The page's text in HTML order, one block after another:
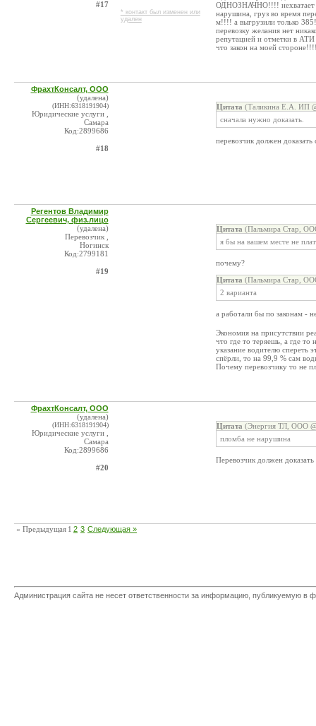
#17
* контакт был изменен или
удален
ОДНОЗНАЧНО!!!! нехватает
нарушина, груз во время
м!!!! а выгрузили только
перевозку желания нет
репутацией и отметки в
что закон на моей
ФрахтКонсалт, ООО
(удалена)
(ИНН:6318191904)
Юридические услуги ,
Самара
Код:2899686
#18
Цитата (Таликина Е.А. ИП
сначала нужно доказать.
перевозчик должен
Регентов Владимир
Сергеевич, физ.лицо
(удалена)
Перевозчик ,
Ногинск
Код:2799181
#19
Цитата (Пальмира Стар,
я бы на вашем месте не
почему?
Цитата (Пальмира Стар,
2 варианта
а работали бы по законам -
Экономия на присутствии
что где то теряешь, а где
указание водителю спереть
спёрли, то на 99,9 % сам
Почему перевозчику то не
ФрахтКонсалт, ООО
(удалена)
(ИНН:6318191904)
Юридические услуги ,
Самара
Код:2899686
#20
Цитата (Энергия ТЛ, ООО
пломба не нарушина
Перевозчик должен
« Предыдущая 1 2 3 Следующая »
Администрация сайта не несет ответственности за информацию, публикуемую